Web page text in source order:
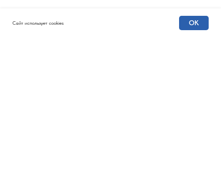
Сайт использует cookies OK